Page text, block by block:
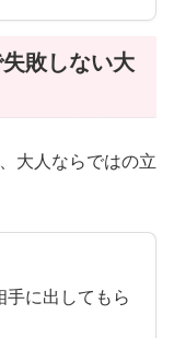
敗しない大
大人ならではの立
手に出してもら